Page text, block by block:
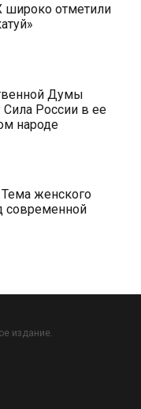
отметили
Думы
Сила России в ее
народе
Тема женского
современной
издание.